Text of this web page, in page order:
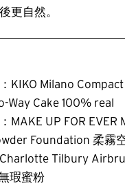
更自然。
KIKO Milano
Way Cake 100% real
MAKE UP FOR EVER
Foundation 柔霧
Tilbury
瑕蜜粉